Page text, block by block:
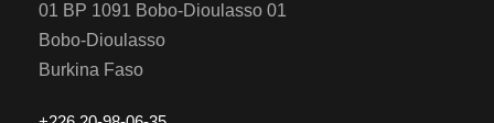
01 BP 1091 Bobo-Dioulasso 01
Bobo-Dioulasso
Burkina Faso